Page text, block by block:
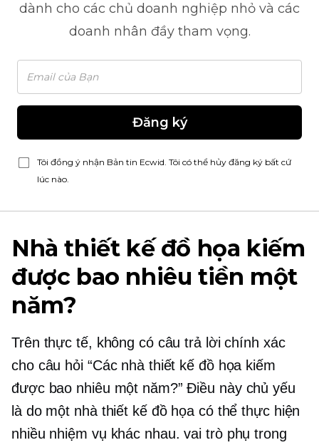
dành cho các chủ doanh nghiệp nhỏ và các
doanh nhân đầy tham vọng.
Đăng ký
Tôi đồng ý nhận Bản tin Ecwid. Tôi có thể hủy đăng ký bất cứ
lúc nào.
Nhà thiết kế đồ họa kiếm
được bao nhiêu tiền một
năm?
Trên thực tế, không có câu trả lời chính xác
cho câu hỏi “Các nhà thiết kế đồ họa kiếm
được bao nhiêu một năm?” Điều này chủ yếu
là do một nhà thiết kế đồ họa có thể thực hiện
nhiều nhiệm vụ khác nhau.vai trò phụ trong